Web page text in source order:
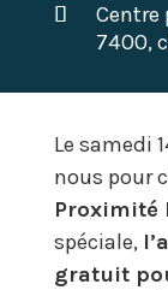
Centre
7400,
Le samedi
nous pour
Proximité
spéciale,
gratuit